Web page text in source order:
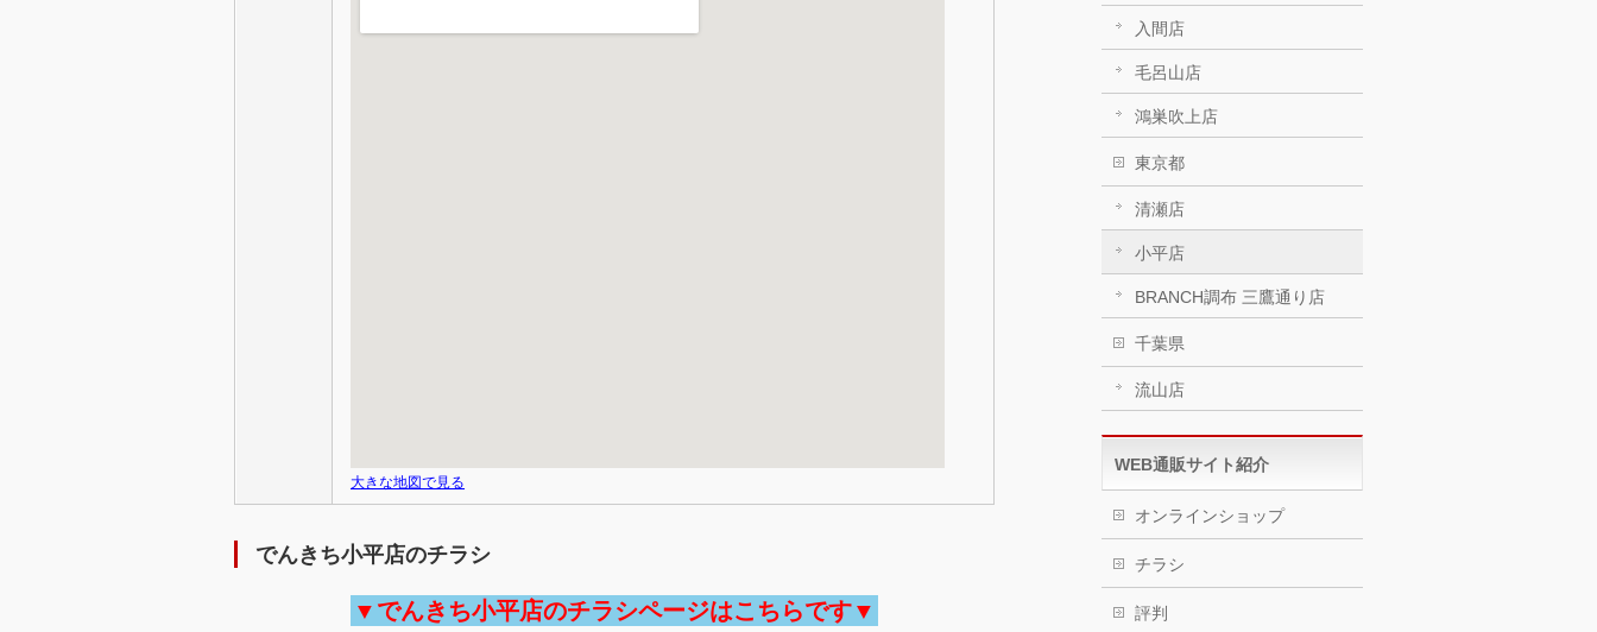
大きな地図で見る
でんきち小平店のチラシ
▼でんきち小平店のチラシページはこちらです▼
入間店
毛呂山店
鴻巣吹上店
東京都
清瀬店
小平店
BRANCH調布 三鷹通り店
千葉県
流山店
WEB通販サイト紹介
オンラインショップ
チラシ
評判